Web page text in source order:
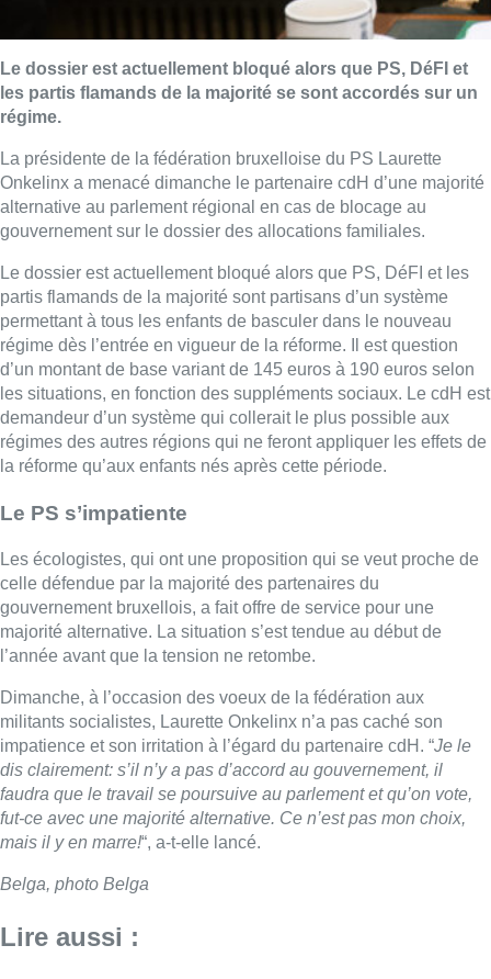
Le dossier est actuellement bloqué alors que PS, DéFI et
les partis flamands de la majorité se sont accordés sur un
régime.
La présidente de la fédération bruxelloise du PS Laurette
Onkelinx a menacé dimanche le partenaire cdH d’une majorité
alternative au parlement régional en cas de blocage au
gouvernement sur le dossier des allocations familiales.
Le dossier est actuellement bloqué alors que PS, DéFI et les
partis flamands de la majorité sont partisans d’un système
permettant à tous les enfants de basculer dans le nouveau
régime dès l’entrée en vigueur de la réforme. Il est question
d’un montant de base variant de 145 euros à 190 euros selon
les situations, en fonction des suppléments sociaux. Le cdH est
demandeur d’un système qui collerait le plus possible aux
régimes des autres régions qui ne feront appliquer les effets de
la réforme qu’aux enfants nés après cette période.
Le PS s’impatiente
Les écologistes, qui ont une proposition qui se veut proche de
celle défendue par la majorité des partenaires du
gouvernement bruxellois, a fait offre de service pour une
majorité alternative. La situation s’est tendue au début de
l’année avant que la tension ne retombe.
Dimanche, à l’occasion des voeux de la fédération aux
militants socialistes, Laurette Onkelinx n’a pas caché son
impatience et son irritation à l’égard du partenaire cdH. “Je le
dis clairement: s’il n’y a pas d’accord au gouvernement, il
faudra que le travail se poursuive au parlement et qu’on vote,
fut-ce avec une majorité alternative. Ce n’est pas mon choix,
mais il y en marre!“, a-t-elle lancé.
Belga, photo Belga
Lire aussi :